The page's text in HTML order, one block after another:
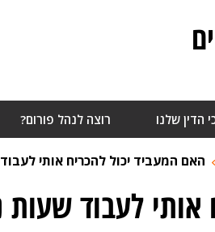
הדין שלנו רוצה לנהל פורום?
האם המעביד יכול להכריח אותי
לעבוד שעות